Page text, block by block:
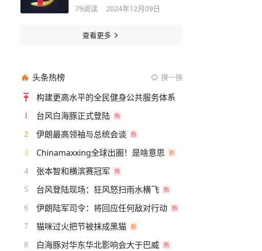
79阅读 2024年12月09日
查看更多
头条热榜 换一换
构建更高水平的全民健身公共服务体系
1 台风白海豚正式登陆
2 伊朗最高领袖与总统会谈
3 Chinamaxxing全球出圈！是啥意思
4 张本智和横滨赛冠军
5 台风登陆现场：狂风怒扫雨水横飞
6 伊朗陆军司令：将回应任何敌对行动
7 猫咪过火把节被抹成黑猫
8 白海豚对华东华北影响会大于巴威